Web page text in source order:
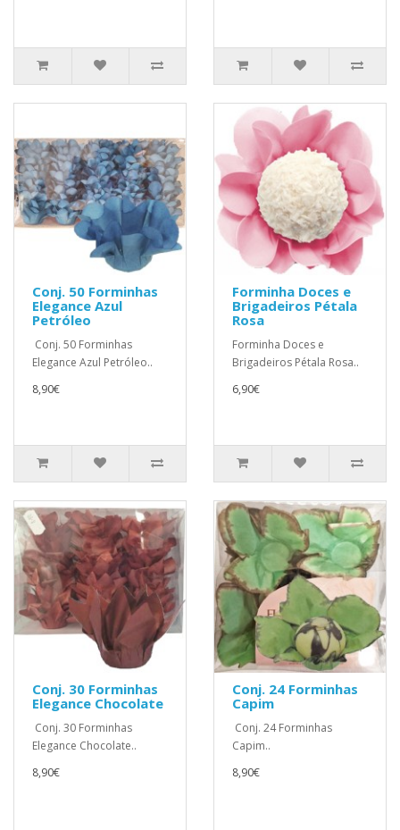
Conj. 50 Forminhas
Elegance Azul
Petróleo
Conj. 50 Forminhas
Elegance Azul Petróleo..
8,90€
Forminha Doces e
Brigadeiros Pétala
Rosa
Forminha Doces e
Brigadeiros Pétala Rosa..
6,90€
Conj. 30 Forminhas
Elegance Chocolate
Conj. 30 Forminhas
Elegance Chocolate..
8,90€
Conj. 24 Forminhas
Capim
Conj. 24 Forminhas
Capim..
8,90€